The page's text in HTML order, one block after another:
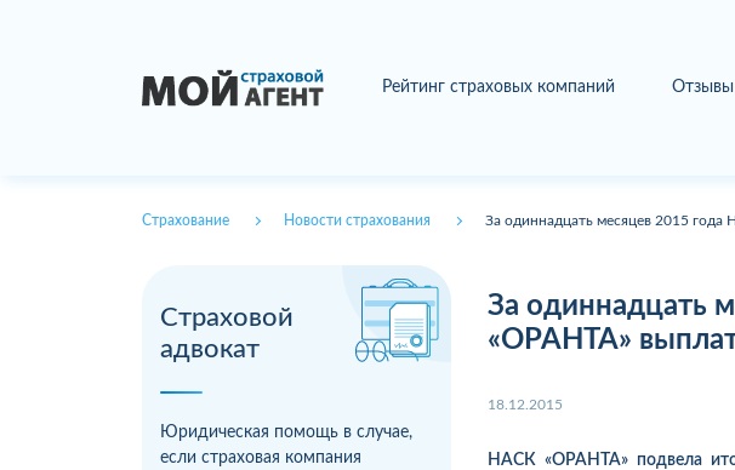
Рейтинг страховых компаний Отзывы
Страхование Новости страхования За одиннадцать месяцев 2015
Страховой
адвокат
Юридическая помощь в случае,
если страховая компания
За одиннадцать
«ОРАНТА»
18.12.2015
НАСК «ОРАНТА» подвела